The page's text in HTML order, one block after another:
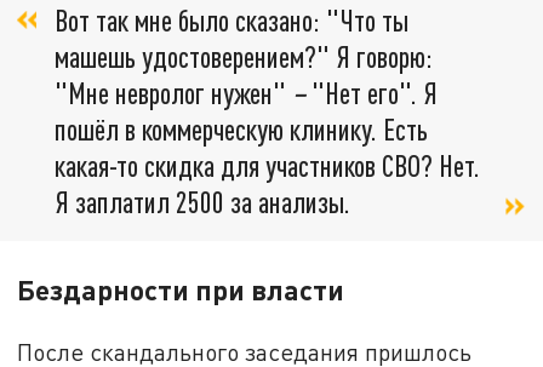
Вот так мне было сказано: "Что ты
машешь удостоверением?" Я говорю:
"Мне невролог нужен" –"Нет его". Я
пошёл в коммерческую клинику. Есть
какая-то скидка для участников СВО? Нет.
Я заплатил 2500 за анализы.
Бездарности при власти
После скандального заседания пришлось